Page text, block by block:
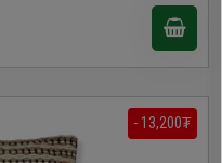
- 13,200₮